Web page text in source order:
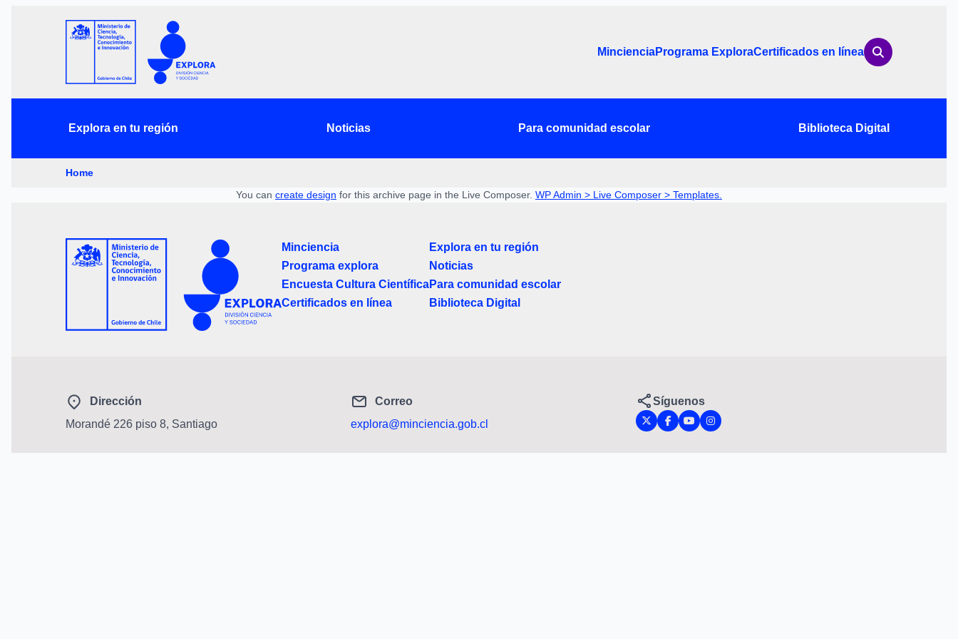
MincienciaPrograma ExploraCertificados en línea
Explora en tu región Noticias Para comunidad escolar Biblioteca Digital
Home
You can create design for this archive page in the Live Composer. WP Admin > Live Composer > Templates.
Minciencia
Programa explora
Encuesta Cultura Científica
Certificados en línea
Explora en tu región
Noticias
Para comunidad escolar
Biblioteca Digital
Dirección
Morandé 226 piso 8, Santiago
Correo
explora@minciencia.gob.cl
Síguenos